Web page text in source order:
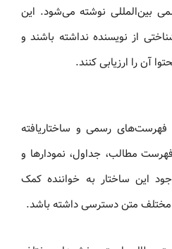
بین‌المللی نوشته می‌شود. این
از نویسنده نداشته باشند و
آن را ارزیابی کنند.
فهرست‌های رسمی و ساختاریافته
مطالب، جداول، نمودارها و
این ساختار به خواننده کمک
متن دسترسی داشته باشد.